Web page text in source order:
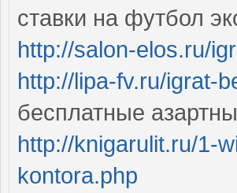
ставки на футбол
http://salon-elos.ru/
http://lipa-fv.ru/igrat-
бесплатные
http://knigarulit.ru/1-
kontora.php